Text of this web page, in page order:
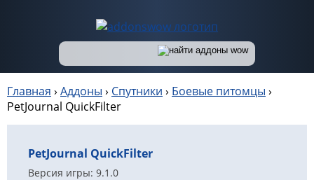
Главная › Аддоны › Спутники › Боевые питомцы ›
PetJournal QuickFilter
PetJournal QuickFilter
Версия игры: 9.1.0